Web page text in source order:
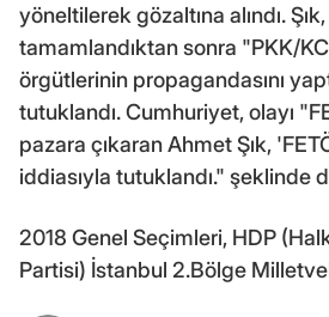
yöneltilerek gözaltına alındı.
tamamlandıktan sonra "PKK/
örgütlerinin propagandasını
tutuklandı. Cumhuriyet, olayı
pazara çıkaran Ahmet Şık,
iddiasıyla tutuklandı." şeklinde
2018 Genel Seçimleri, HDP
Partisi) İstanbul 2.Bölge